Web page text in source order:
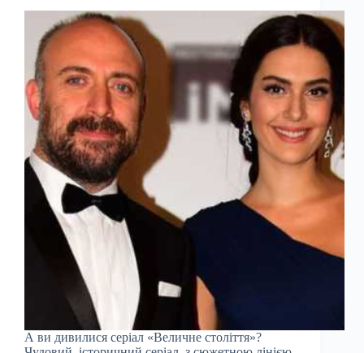
А ви дивилися серіал «Величне століття»?